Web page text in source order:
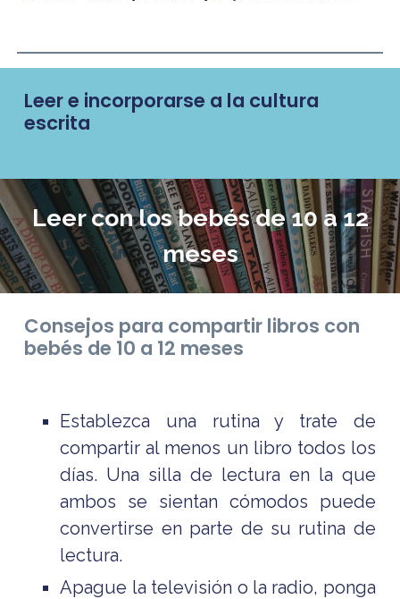
Leer e incorporarse a la cultura
escrita
Leer con los bebés de 10 a 12
meses
Consejos para compartir libros con
bebés de 10 a 12 meses
Establezca una rutina y trate de
compartir al menos un libro todos los
días. Una silla de lectura en la que
ambos se sientan cómodos puede
convertirse en parte de su rutina de
lectura.
Apague la televisión o la radio, ponga